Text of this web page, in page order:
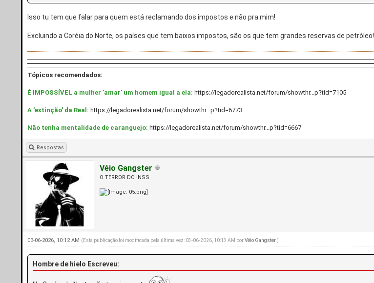
Isso tu tem que falar para quem está reclamando dos impostos e não pra mim!
Excluindo a Coréia do Norte, os países que tem baixos impostos, são os que tem grandes reservas de petróleo!
Tópicos recomendados:
É IMPOSSÍVEL a mulher 'amar' um homem igual a ela: https://legadorealista.net/forum/showthr...p?tid=7105
A 'extinção' da Real: https://legadorealista.net/forum/showthr...p?tid=6773
Não tenha mentalidade de caranguejo: https://legadorealista.net/forum/showthr...p?tid=6667
Respostas
Véio Gangster
O TERROR DO INSS
03-06-2026, 10:12 AM (Esta publicação foi modificada pela última vez: 03-06-2026, 10:13 AM porVéio Gangster.)
Hombre de hielo Escreveu: